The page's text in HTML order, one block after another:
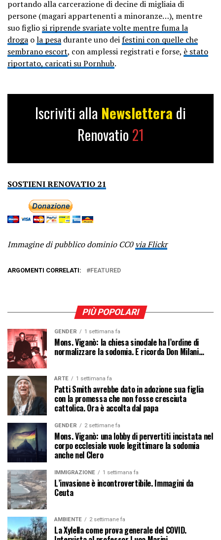
portando alla carcerazione di decine di migliaia di
persone (magari appartenenti a minoranze…), mentre
suo figlio si riprende svariate volte mentre fuma la
droga ola pesa durante uno deifestini con quelle che
sembrano escort, con amplessi registrati e forse, è stato
riportato, caricati su Pornhub.
Iscriviti alla Newslettera di
Renovatio 21
SOSTIENI RENOVATIO 21
Immagine di pubblico dominio CC0via Flickr
ARGOMENTI CORRELATI: FEATURED
PIÙ POPOLARI
GENDER 1 settimana fa
Mons. Viganò: la chiesa sinodale ha l’ordine di
normalizzare la sodomia. E ricorda Don Milani…
ARTE 1 settimana fa
Patti Smith avrebbe dato in adozione sua figlia
con la promessa che non fosse cresciuta
cattolica. Ora è accolta dal papa
GENDER 2 settimane fa
Mons. Viganò: una lobby di pervertiti incistata nel
corpo ecclesiale vuole legittimare la sodomia
anche nel Clero
IMMIGRAZIONE 1 settimana fa
L’invasione è incontrovertibile. Immagini da
Ceuta
AMBIENTE 2 settimane fa
La Xylella come prova generale del COVID.